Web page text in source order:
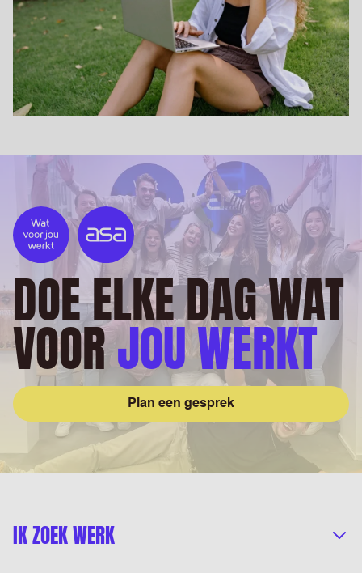
DOE ELKE DAG WAT
VOORJOU WERKT
Plan een gesprek
IK ZOEK WERK